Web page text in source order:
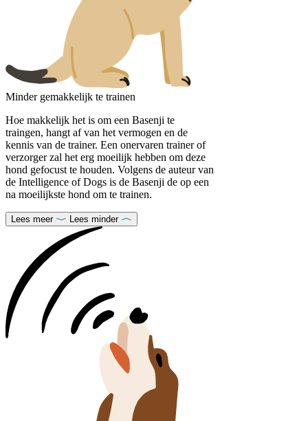
Minder gemakkelijk te trainen
Hoe makkelijk het is om een Basenji te
traingen, hangt af van het vermogen en de
kennis van de trainer. Een onervaren trainer of
verzorger zal het erg moeilijk hebben om deze
hond gefocust te houden. Volgens de auteur van
de Intelligence of Dogs is de Basenji de op een
na moeilijkste hond om te trainen.
Lees meer Lees minder